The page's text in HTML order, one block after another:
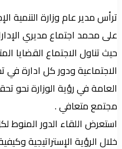
ترأس مدير عام وزارة التنمية
على محمد اجتماع مديري
حيث تناول الاجتماع القضايا
الاجتماعية ودور كل ادارة
العامة في رؤية الوزارة نحو
مجتمع متعافي .
استعرض اللقاء الدور المنوط
خلال الرؤية الإستراتيجية